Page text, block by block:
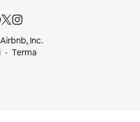
Inc.
Terma